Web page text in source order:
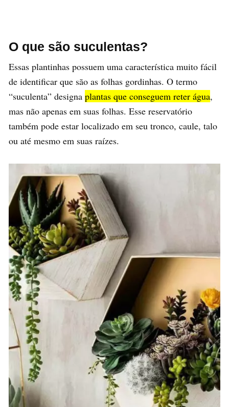
O que são suculentas?
Essas plantinhas possuem uma característica muito fácil
de identificar que são as folhas gordinhas. O termo
“suculenta” designa plantas que conseguem reter água,
mas não apenas em suas folhas. Esse reservatório
também pode estar localizado em seu tronco, caule, talo
ou até mesmo em suas raízes.